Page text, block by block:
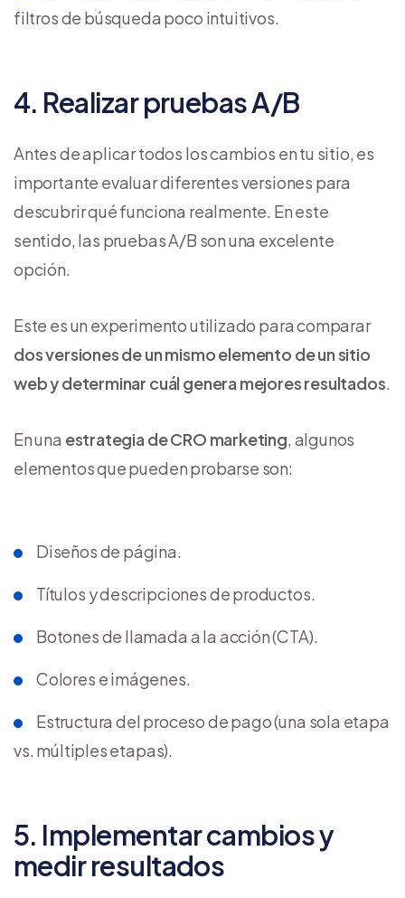
filtros de búsqueda poco intuitivos.
4. Realizar pruebas A/B
Antes de aplicar todos los cambios en tu sitio, es
importante evaluar diferentes versiones para
descubrir qué funciona realmente. En este
sentido, las pruebas A/B son una excelente
opción.
Este es un experimento utilizado para comparar
dos versiones de un mismo elemento de un sitio
web y determinar cuál genera mejores resultados
En una estrategia de CRO marketing , algunos
elementos que pueden probarse son:
Diseños de página.
Títulos y descripciones de productos.
Botones de llamada a la acción (CTA).
Colores e imágenes.
Estructura del proceso de pago (una sola etapa
vs. múltiples etapas).
5. Implementar cambios y
medir resultados